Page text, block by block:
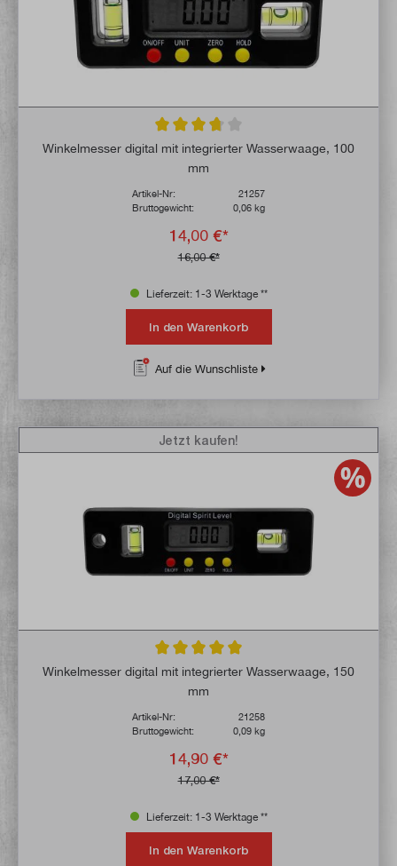
Durchschnittliche Bewertung von 3.6 von
Winkelmesser digital mit integrierter Wasserwaage, 100
mm
Artikel-Nr:
21257
Bruttogewicht:
0,06 kg
14,00 €*
16,00 €*
Lieferzeit: 1-3 Werktage **
In den Warenkorb
Auf die Wunschliste
Durchschnittliche Bewertung von 5 von 5
Winkelmesser digital mit integrierter Wasserwaage, 150
mm
Artikel-Nr:
21258
Bruttogewicht:
0,09 kg
14,90 €*
17,00 €*
Jetzt kaufen!
Lieferzeit: 1-3 Werktage **
In den Warenkorb